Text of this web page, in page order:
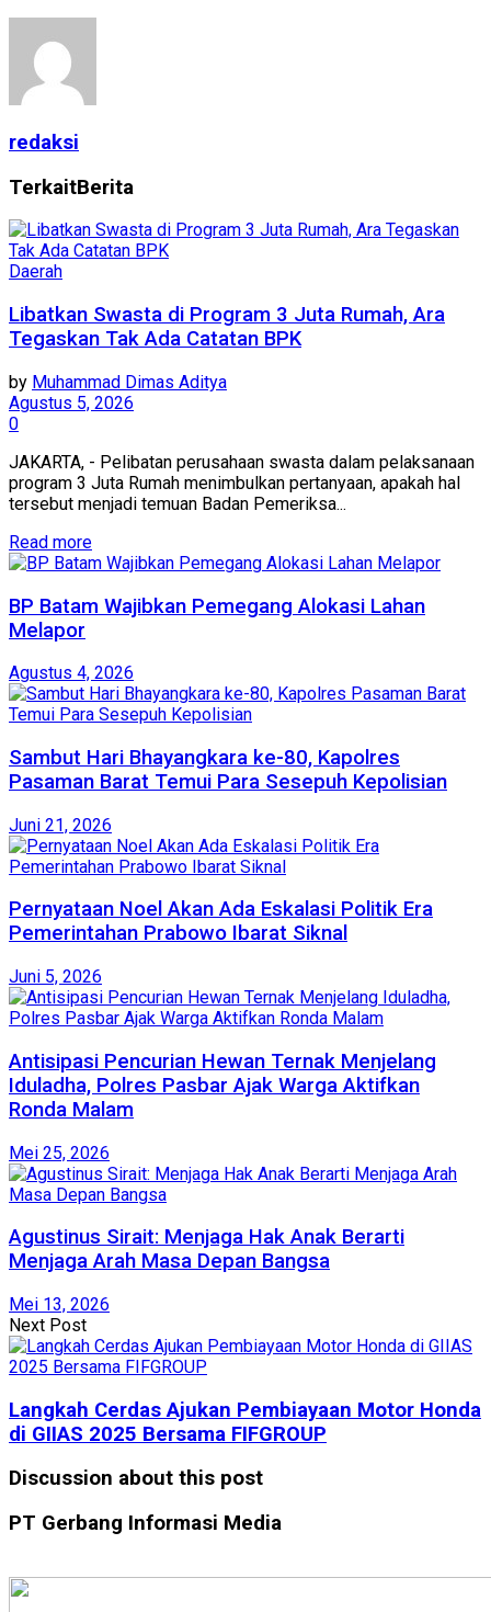
redaksi
TerkaitBerita
Daerah
Libatkan Swasta di Program 3 Juta Rumah, Ara
Tegaskan Tak Ada Catatan BPK
by Muhammad Dimas Aditya
Agustus 5, 2026
0
JAKARTA, - Pelibatan perusahaan swasta dalam pelaksanaan
program 3 Juta Rumah menimbulkan pertanyaan, apakah hal
tersebut menjadi temuan Badan Pemeriksa...
Read more
BP Batam Wajibkan Pemegang Alokasi Lahan
Melapor
Agustus 4, 2026
Sambut Hari Bhayangkara ke-80, Kapolres
Pasaman Barat Temui Para Sesepuh Kepolisian
Juni 21, 2026
Pernyataan Noel Akan Ada Eskalasi Politik Era
Pemerintahan Prabowo Ibarat Siknal
Juni 5, 2026
Antisipasi Pencurian Hewan Ternak Menjelang
Iduladha, Polres Pasbar Ajak Warga Aktifkan
Ronda Malam
Mei 25, 2026
Agustinus Sirait: Menjaga Hak Anak Berarti
Menjaga Arah Masa Depan Bangsa
Mei 13, 2026
Next Post
Langkah Cerdas Ajukan Pembiayaan Motor Honda
di GIIAS 2025 Bersama FIFGROUP
Discussion about this post
PT Gerbang Informasi Media